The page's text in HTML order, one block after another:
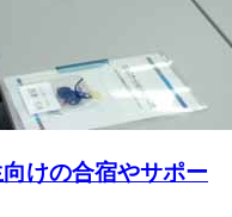
けの合宿やサポー